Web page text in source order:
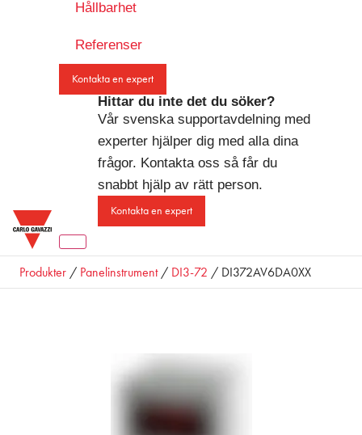
Hållbarhet
Referenser
Kontakta en expert
Hittar du inte det du söker?
Vår svenska supportavdelning med
experter hjälper dig med alla dina
frågor. Kontakta oss så får du
snabbt hjälp av rätt person.
Kontakta en expert
Produkter / Panelinstrument/ DI3-72 / DI372AV6DA0XX